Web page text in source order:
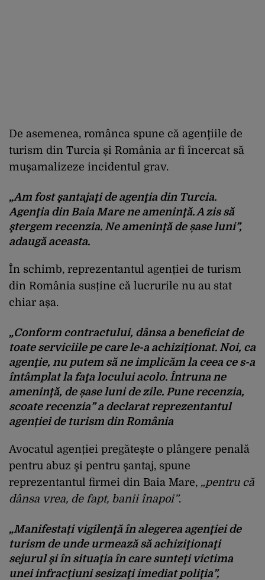
De asemenea, românca spune că agenţiile de
turism din Turcia și România ar fi încercat să
muşamalizeze incidentul grav.
„Am fost şantajaţi de agenţia din Turcia.
Agenţia din Baia Mare ne ameninţă. A zis să
ştergem recenzia. Ne ameninţă de șase luni”,
adaugă aceasta.
În schimb, reprezentantul agenției de turism
din România susține că lucrurile nu au stat
chiar așa.
„Conform contractului, dânsa a beneficiat de
toate serviciile pe care le-a achiziţionat. Noi, ca
agenţie, nu putem să ne implicăm la ceea ce s-a
întâmplat la faţa locului acolo. Întruna ne
ameninţă, de șase luni de zile. Pune recenzia,
scoate recenzia” a declarat reprezentantul
agenției de turism din România
Avocatul agenției pregăteşte o plângere penală
pentru abuz şi pentru şantaj, spune
reprezentantul firmei din Baia Mare, „pentru că
dânsa vrea, de fapt, banii înapoi”.
„Manifestați vigilenţă în alegerea agenţiei de
turism de unde urmează să achiziţionaţi
sejurul şi în situaţia în care sunteţi victima
unei infracţiuni sesizaţi imediat poliţia”,